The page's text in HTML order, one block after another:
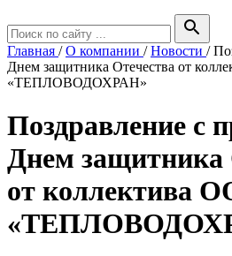
search
Главная /О компании /Новости /
Днем защитника Отечества от
«ТЕПЛОВОДОХРАН»
Поздравление с
Днем защитника
от коллектива